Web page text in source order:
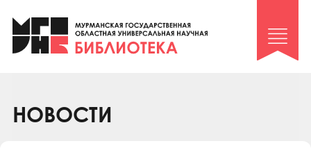
Клуб «Гиря и сельдерей»
Клуб «Семейный архив»
Коллегам
НОВОСТИ